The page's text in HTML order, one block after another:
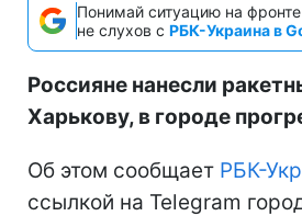
Понимай ситуацию на
не слухов с РБК-Украина в
Россияне нанесли
Харькову, в городе
Об этом сообщает РБК-
ссылкой на Telegram